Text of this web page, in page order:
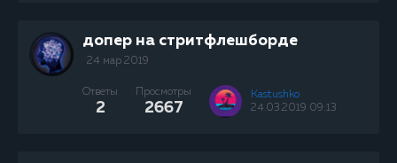
допер на стритфлешборде
24 мар 2019
Ответы
2
Просмотры
2667
Kastushko
24.03.2019 09:13